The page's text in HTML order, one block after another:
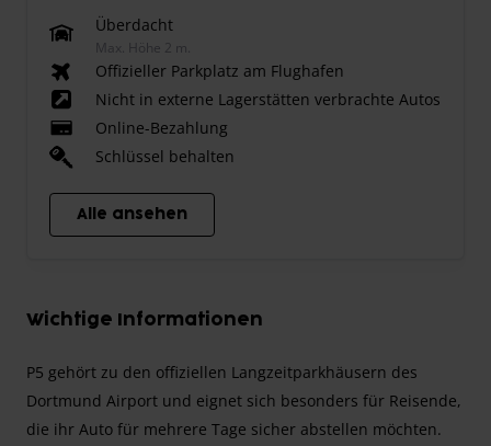
Überdacht
Max. Höhe 2 m.
Offizieller Parkplatz am Flughafen
Nicht in externe Lagerstätten verbrachte Autos
Online-Bezahlung
Schlüssel behalten
Alle ansehen
Wichtige Informationen
P5 gehört zu den offiziellen Langzeitparkhäusern des
Dortmund Airport und eignet sich besonders für Reisende,
die ihr Auto für mehrere Tage sicher abstellen möchten.